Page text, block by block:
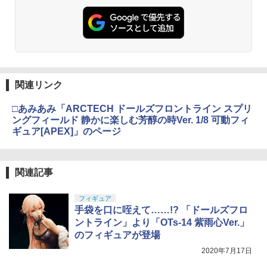
TAMASHII NATIONS S.H.フィギュアー
ツ ONE PIECE シャンクス -マリンフォ
ード頂上決戦- 約165mm PVC&ABS&布
4
52TOYS BLINDBOX ディズニー プリン
セス On the Run シリーズ ブラインドボ
ックス フィギュア ガチャガチャ コレク
TAMASHII NATIONS S.H.フィギュアー
ツ 攻殻機動隊 THE GHOST IN THE SHE
LL 草薙素子 約140mm PVC&ABS製 塗
マックスファクトリー PLAMATEA MX
ちゃん 組み立て式プラモデル ノンスケ
ール 全高約160mm
BANDAI SPIRITS(バンダイ スピリッツ)
HGAW 機動新世紀ガンダムX ガンダムエ
アマスター 1/144スケール 色分け済みプ
ラモデル
BANDAI SPIRITS(バンダイスピリッツ)
30MS SIS-H00 セスティエ[カラーC] 色
分け済みプラモデル
￥4,500
東京マルイ(TOKYO MARUI) No.21 H&K
USP HG 18歳以上エアーHOPハンドガン
￥3,409
4
￥3,815
￥2,666
タミヤ クラフトツールシリーズ No.123
先細薄刃ニッパー (ゲートカット用) プラ
モデル用工具 74123
￥2,600
5
体彫刻 耐久 繰返し ハンドメイドネイル
(Bタイプ)
￥499
関連リンク
□あみあみ「ARCTECH ドールズフロントライン スプリ
ングフィールド 静かに楽しむ芳醇の時Ver. 1/8 可動フィ
ギュア[APEX]」のページ
関連記事
フィギュア
手袋を口に咥えて……!? 「ドールズフロ
ントライン」より「OTs-14 紫雨心Ver.」
のフィギュアが登場
2020年7月17日